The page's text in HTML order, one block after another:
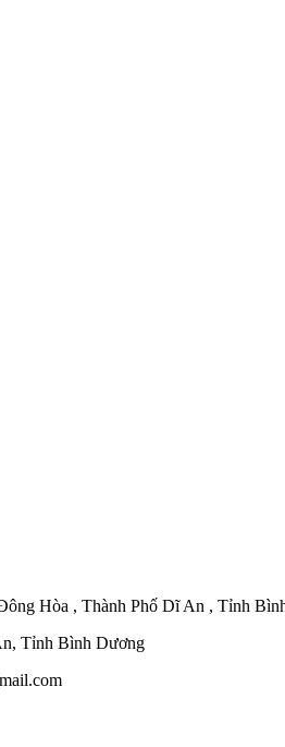
Hòa , Thành Phố Dĩ An , Tỉnh
Tỉnh Bình Dương